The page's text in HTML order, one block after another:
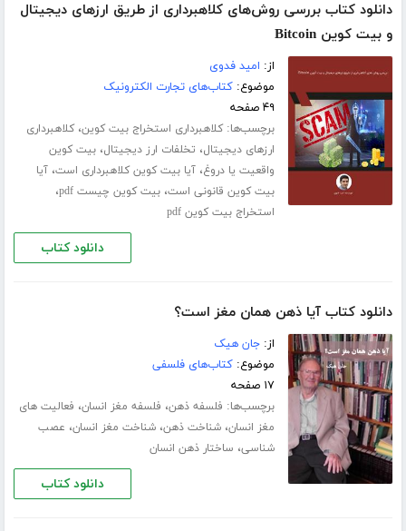
دانلود کتاب بررسی روش‌های کلاهبرداری از طریق ارزهای دیجیتال
و بیت کوین Bitcoin
از: امید فدوی
موضوع:کتاب‌های تجارت الکترونیک
۴۹ صفحه
برچسب‌ها:کلاهبرداری استخراج بیت کوین،کلاهبرداری
ارزهای دیجیتال، تخلفات ارز دیجیتال،بیت کوین
واقعیت یا دروغ،آیا بیت کوین کلاهبرداری است،آیا
بیت کوین قانونی است،بیت کوین چیست pdf ،
استخراج بیت کوین pdf
دانلود کتاب
دانلود کتاب آیا ذهن همان مغز است؟
از:جان هیک
موضوع:کتاب‌های فلسفی
۱۷ صفحه
برچسب‌ها: فلسفه ذهن، فلسفه مغز انسان، فعالیت های
مغز انسان،شناخت ذهن،شناخت مغز انسان، عصب
شناسی، ساختار ذهن انسان
دانلود کتاب